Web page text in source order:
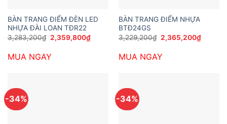
BÀN TRANG ĐIỂM ĐÈN LED
NHỰA ĐÀI LOAN TĐR22
3,283,200₫ Giá
gốc
3,283,200₫.
2,359,800₫Giá
hiện
MUA NGAY
BÀN TRANG ĐIỂM NHỰA
BTĐ24GS
3,229,200₫ Giá
gốc
3,229,200₫.
2,365,200₫Giá
hiện
MUA NGAY
-34% -34%